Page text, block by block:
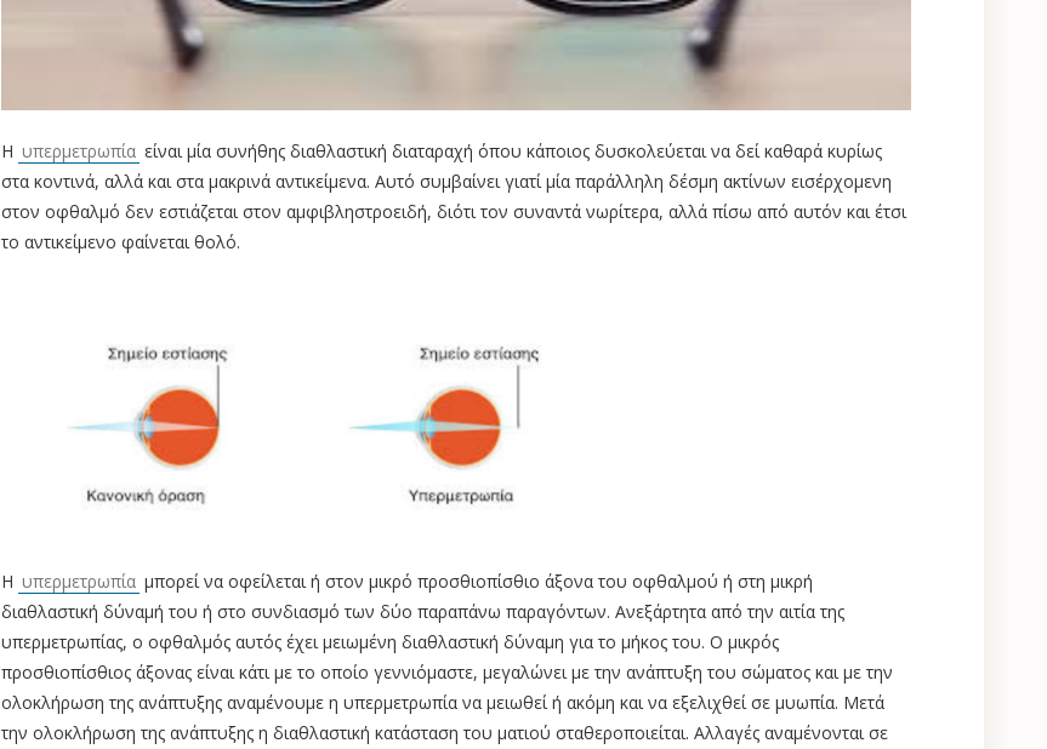
Η υπερμετρωπία είναι μία συνήθης διαθλαστική διαταραχή όπου κάποιος δυσκολεύεται να δεί καθαρά κυρίως
στα κοντινά, αλλά και στα μακρινά αντικείμενα. Αυτό συμβαίνει γιατί μία παράλληλη δέσμη ακτίνων εισέρχομενη
στον οφθαλμό δεν εστιάζεται στον αμφιβληστροειδή, διότι τον συναντά νωρίτερα, αλλά πίσω από αυτόν και έτσι
το αντικείμενο φαίνεται θολό.
Η υπερμετρωπία μπορεί να οφείλεται ή στον μικρό προσθιοπίσθιο άξονα του οφθαλμού ή στη μικρή
διαθλαστική δύναμή του ή στο συνδιασμό των δύο παραπάνω παραγόντων. Ανεξάρτητα από την αιτία της
υπερμετρωπίας, ο οφθαλμός αυτός έχει μειωμένη διαθλαστική δύναμη για το μήκος του. Ο μικρός
προσθιοπίσθιος άξονας είναι κάτι με το οποίο γεννιόμαστε, μεγαλώνει με την ανάπτυξη του σώματος και με την
ολοκλήρωση της ανάπτυξης αναμένουμε η υπερμετρωπία να μειωθεί ή ακόμη και να εξελιχθεί σε μυωπία. Μετά
την ολοκλήρωση της ανάπτυξης η διαθλαστική κατάσταση του ματιού σταθεροποιείται. Αλλαγές αναμένονται σε